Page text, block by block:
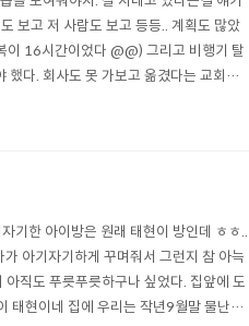
보고 저 사람도 보고 등등.. 계획도 많았
이 16시간이었다 @@) 그리고 비행기 탈
했다. 회사도 못 가보고 옮겼다는 교회건
지 피곤했다. 1시간 빠른데서 간게 그렇
기한 아이방은 원래 태현이 방인데 ㅎㅎ..
아기자기하게 꾸며줘서 그런지 참 아늑
직도 푸릇푸릇하구나 싶었다. 집앞에 도
태현이네 집에 우리는 작년9월말 물난리